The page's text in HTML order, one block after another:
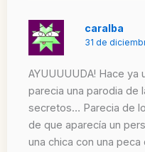
caralba
31 de
AYUUUUUDA! Hace ya
parecia una parodia de
secretos… Parecia de
de que aparecía un
una chica con una